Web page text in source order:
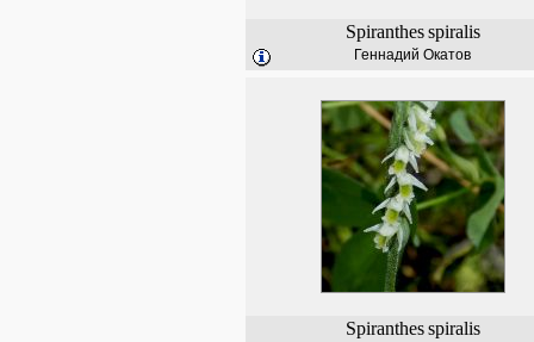
Spiranthes spiralis
Геннадий Окатов
Spiranthes spiralis